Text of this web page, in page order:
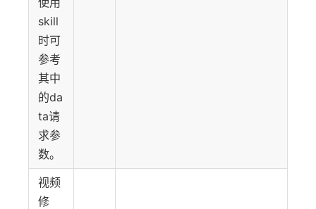
skill
时可
参考
其中
的da
ta请
求参
数。
视频
修